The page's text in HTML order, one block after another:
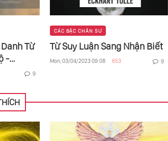
Từ
-
9
CÁC BẬC CHÂN SƯ
Từ Suy Luận Sang Nhận Biết
Mon, 03/04/2023 09:08 653 9